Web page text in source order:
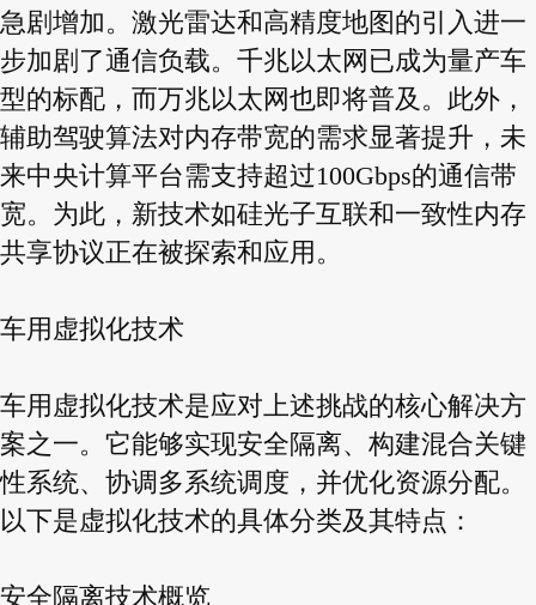
急剧增加。激光雷达和高精度地图的引入进一
步加剧了通信负载。千兆以太网已成为量产车
型的标配，而万兆以太网也即将普及。此外，
辅助驾驶算法对内存带宽的需求显著提升，未
来中央计算平台需支持超过100Gbps的通信带
宽。为此，新技术如硅光子互联和一致性内存
共享协议正在被探索和应用。
车用虚拟化技术
车用虚拟化技术是应对上述挑战的核心解决方
案之一。它能够实现安全隔离、构建混合关键
性系统、协调多系统调度，并优化资源分配。
以下是虚拟化技术的具体分类及其特点：
安全隔离技术概览